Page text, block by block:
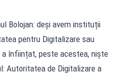
Bolojan: deși avem instituții
pentru Digitalizare sau
a înființat, peste acestea, niște
Autoritatea de Digitalizare a